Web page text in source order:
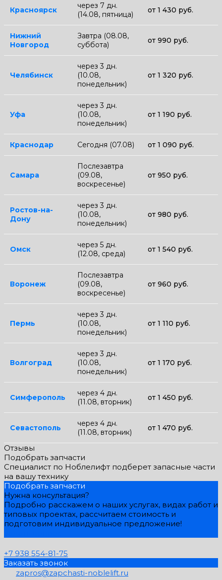
Красноярск
через 7 дн.
(14.08, пятница)
от 1 430 руб.
Нижний
Новгород
Завтра (08.08,
суббота)
от 990 руб.
Челябинск
через 3 дн.
(10.08,
понедельник)
от 1 320 руб.
Уфа
через 3 дн.
(10.08,
понедельник)
от 1 190 руб.
Краснодар Сегодня (07.08) от 1 090 руб.
Самара
Послезавтра
(09.08,
воскресенье)
от 950 руб.
Ростов-на-
Дону
через 3 дн.
(10.08,
понедельник)
от 980 руб.
Омск
через 5 дн.
(12.08, среда)
от 1 540 руб.
Воронеж
Послезавтра
(09.08,
воскресенье)
от 960 руб.
Пермь
через 3 дн.
(10.08,
понедельник)
от 1 110 руб.
Волгоград
через 3 дн.
(10.08,
понедельник)
от 1 170 руб.
Симферополь
через 4 дн.
(11.08, вторник)
от 1 450 руб.
Севастополь
через 4 дн.
(11.08, вторник)
от 1 470 руб.
Отзывы
Подобрать запчасти
Специалист по Ноблелифт подберет запасные части
на вашу технику
Подобрать запчасти
Нужна консультация?
Подробно расскажем о наших услугах, видах работ и
типовых проектах, рассчитаем стоимость и
подготовим индивидуальное предложение!
+7 938 554-81-75
Заказать звонок
zapros@zapchasti-noblelift.ru